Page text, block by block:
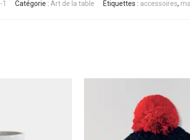
Catégorie : Art de la table Étiquettes : accessoires,